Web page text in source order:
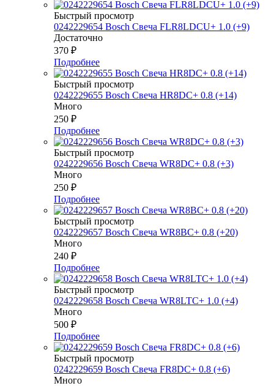
Быстрый просмотр
0242229654 Bosch Свеча FLR8LDCU+ 1.0 (+9)
Достаточно
370 ₽
Подробнее
Быстрый просмотр
0242229655 Bosch Свеча HR8DC+ 0.8 (+14)
Много
250 ₽
Подробнее
Быстрый просмотр
0242229656 Bosch Свеча WR8DC+ 0.8 (+3)
Много
250 ₽
Подробнее
Быстрый просмотр
0242229657 Bosch Свеча WR8BC+ 0.8 (+20)
Много
240 ₽
Подробнее
Быстрый просмотр
0242229658 Bosch Свеча WR8LTC+ 1.0 (+4)
Много
500 ₽
Подробнее
Быстрый просмотр
0242229659 Bosch Свеча FR8DC+ 0.8 (+6)
Много